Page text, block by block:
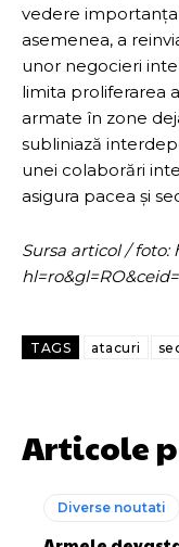
vedere importanța
asemenea, a
unor negocieri
limita proliferarea
armate în zone
subliniază
unei colaborări
asigura pacea și
Sursa articol /
TAGS atacuri
Articole
Diverse noutati